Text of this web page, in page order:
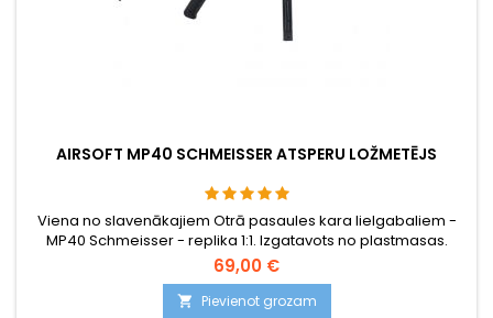
AIRSOFT MP40 SCHMEISSER ATSPERU LOŽMETĒJS
Viena no slavenākajiem Otrā pasaules kara lielgabaliem -
MP40 Schmeisser - replika 1:1. Izgatavots no plastmasas.
69,00 €
 Pievienot grozam